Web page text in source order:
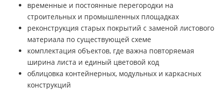
временные и постоянные перегородки на
строительных и промышленных площадках
реконструкция старых покрытий с заменой листового
материала по существующей схеме
комплектация объектов, где важна повторяемая
ширина листа и единый цветовой код
облицовка контейнерных, модульных и каркасных
конструкций